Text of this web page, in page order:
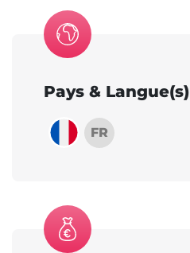
Pays & Langue(s)
FR